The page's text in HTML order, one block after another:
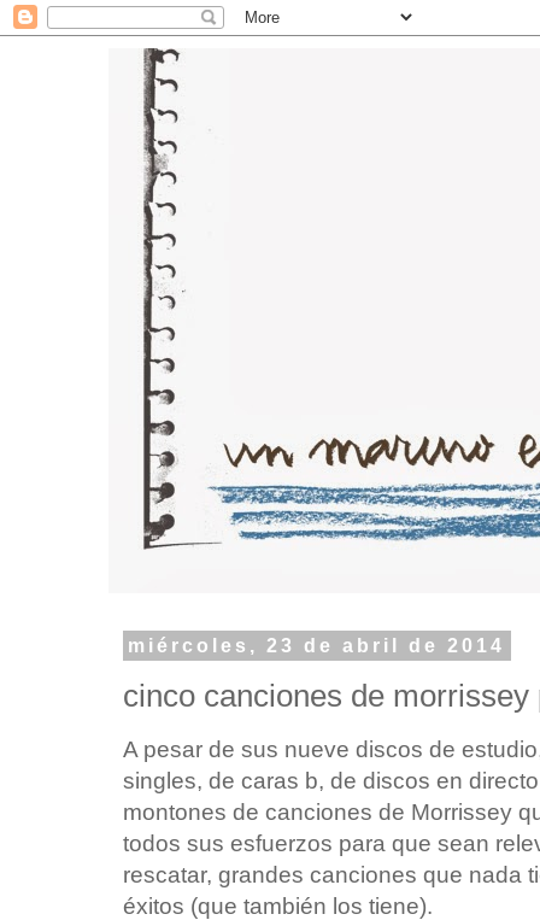
miércoles, 23 de abril de 2014
cinco canciones de
A pesar de sus nueve discos de
singles, de caras b, de discos en
montones de canciones de Morrissey
todos sus esfuerzos para que sean
rescatar, grandes canciones que nada
éxitos (que también los tiene).